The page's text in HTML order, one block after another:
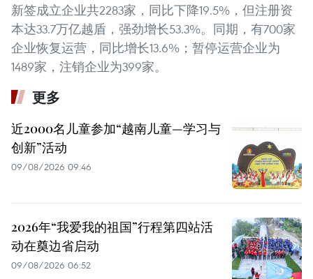
新签成立企业共2283家，同比下降19.5%，但注册资
本达33.7万亿越盾，强劲增长53.3%。同期，有700家
企业恢复运营，同比增长13.6%；暂停运营企业为
1489家，注销企业为399家。
更多
近2000名儿童参加“越南儿童—学习与
创新”活动
09/08/2026 09:46
2026年“我爱我的祖国”行程第四站活
动在奠边省启动
09/08/2026 06:52